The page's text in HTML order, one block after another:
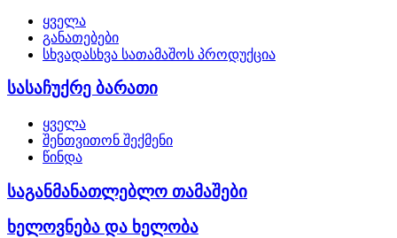
ყველა
განათებები
სხვადასხვა სათამაშოს პროდუქცია
სასაჩუქრე ბარათი
ყველა
შენთვითონ შექმენი
წინდა
საგანმანათლებლო თამაშები
ხელოვნება და ხელობა